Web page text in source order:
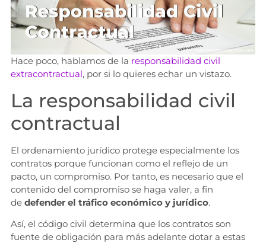
Hace poco, hablamos de la responsabilidad civil
extracontractual, por si lo quieres echar un vistazo.
La responsabilidad civil
contractual
El ordenamiento jurídico protege especialmente los
contratos porque funcionan como el reflejo de un
pacto, un compromiso. Por tanto, es necesario que el
contenido del compromiso se haga valer, a fin
de defender el tráfico económico y jurídico.
Así, el código civil determina que los contratos son
fuente de obligación para más adelante dotar a estas